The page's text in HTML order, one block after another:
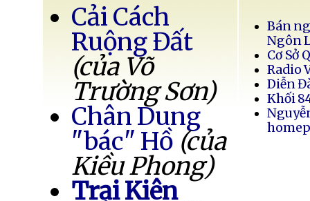
Cải Cách
Ruộng Đất
(của Võ
Trường Sơn)
Chân Dung
"bác" Hồ (của
Kiều Phong)
Trại Kiên
Bán
Ngôn
Cơ Sở
Radio
Diễn
Khối